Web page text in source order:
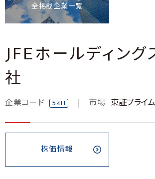
全掲載企業一覧
JFEホールディング
社
企業コード 5411 市場 東証プライム
株価情報